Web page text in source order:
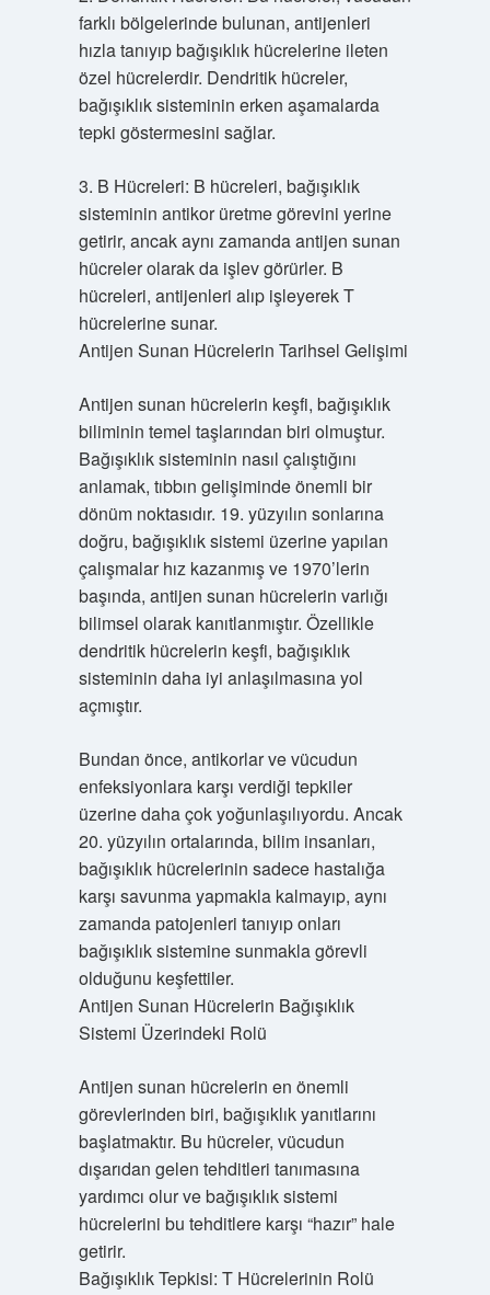
farklı bölgelerinde bulunan, antijenleri
hızla tanıyıp bağışıklık hücrelerine ileten
özel hücrelerdir. Dendritik hücreler,
bağışıklık sisteminin erken aşamalarda
tepki göstermesini sağlar.
3. B Hücreleri: B hücreleri, bağışıklık
sisteminin antikor üretme görevini yerine
getirir, ancak aynı zamanda antijen sunan
hücreler olarak da işlev görürler. B
hücreleri, antijenleri alıp işleyerek T
hücrelerine sunar.
Antijen Sunan Hücrelerin Tarihsel Gelişimi
Antijen sunan hücrelerin keşfi, bağışıklık
biliminin temel taşlarından biri olmuştur.
Bağışıklık sisteminin nasıl çalıştığını
anlamak, tıbbın gelişiminde önemli bir
dönüm noktasıdır. 19. yüzyılın sonlarına
doğru, bağışıklık sistemi üzerine yapılan
çalışmalar hız kazanmış ve 1970’lerin
başında, antijen sunan hücrelerin varlığı
bilimsel olarak kanıtlanmıştır. Özellikle
dendritik hücrelerin keşfi, bağışıklık
sisteminin daha iyi anlaşılmasına yol
açmıştır.
Bundan önce, antikorlar ve vücudun
enfeksiyonlara karşı verdiği tepkiler
üzerine daha çok yoğunlaşılıyordu. Ancak
20. yüzyılın ortalarında, bilim insanları,
bağışıklık hücrelerinin sadece hastalığa
karşı savunma yapmakla kalmayıp, aynı
zamanda patojenleri tanıyıp onları
bağışıklık sistemine sunmakla görevli
olduğunu keşfettiler.
Antijen Sunan Hücrelerin Bağışıklık
Sistemi Üzerindeki Rolü
Antijen sunan hücrelerin en önemli
görevlerinden biri, bağışıklık yanıtlarını
başlatmaktır. Bu hücreler, vücudun
dışarıdan gelen tehditleri tanımasına
yardımcı olur ve bağışıklık sistemi
hücrelerini bu tehditlere karşı “hazır” hale
getirir.
Bağışıklık Tepkisi: T Hücrelerinin Rolü